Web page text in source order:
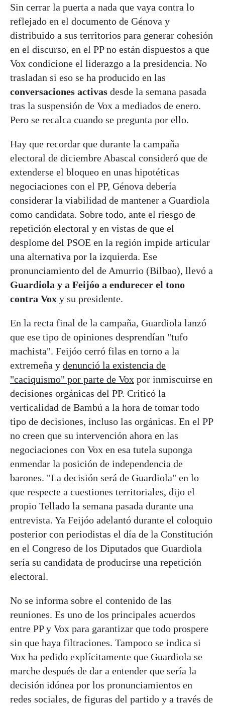
Sin cerrar la puerta a nada que vaya contra lo
reflejado en el documento de Génova y
distribuido a sus territorios para generar cohesión
en el discurso, en el PP no están dispuestos a que
Vox condicione el liderazgo a la presidencia. No
trasladan si eso se ha producido en las
conversaciones activas desde la semana pasada
tras la suspensión de Vox a mediados de enero.
Pero se recalca cuando se pregunta por ello.
Hay que recordar que durante la campaña
electoral de diciembre Abascal consideró que de
extenderse el bloqueo en unas hipotéticas
negociaciones con el PP, Génova debería
considerar la viabilidad de mantener a Guardiola
como candidata. Sobre todo, ante el riesgo de
repetición electoral y en vistas de que el
desplome del PSOE en la región impide articular
una alternativa por la izquierda. Ese
pronunciamiento del de Amurrio (Bilbao), llevó a
Guardiola y a Feijóo a endurecer el tono
contra Vox y su presidente.
En la recta final de la campaña, Guardiola lanzó
que ese tipo de opiniones desprendían "tufo
machista". Feijóo cerró filas en torno a la
extremeña y denunció la existencia de
"caciquismo" por parte de Vox por inmiscuirse en
decisiones orgánicas del PP. Criticó la
verticalidad de Bambú a la hora de tomar todo
tipo de decisiones, incluso las orgánicas. En el PP
no creen que su intervención ahora en las
negociaciones con Vox en esa tutela suponga
enmendar la posición de independencia de
barones. "La decisión será de Guardiola" en lo
que respecte a cuestiones territoriales, dijo el
propio Tellado la semana pasada durante una
entrevista. Ya Feijóo adelantó durante el coloquio
posterior con periodistas el día de la Constitución
en el Congreso de los Diputados que Guardiola
sería su candidata de producirse una repetición
electoral.
No se informa sobre el contenido de las
reuniones. Es uno de los principales acuerdos
entre PP y Vox para garantizar que todo prospere
sin que haya filtraciones. Tampoco se indica si
Vox ha pedido explícitamente que Guardiola se
marche después de dar a entender que sería la
decisión idónea por los pronunciamientos en
redes sociales, de figuras del partido y a través de